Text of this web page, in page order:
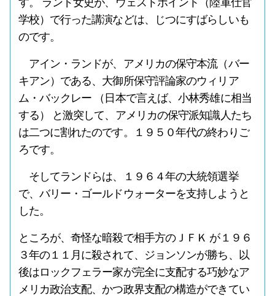
す。 ランド女史が、ウェストポイント（陸軍仕官
学校）で行った講演などは、じつにすばらしいも
のです。
アイン・ランドが、アメリカの保守本流（バー
キアン）である、大御所保守評論家のウィリア
ム・バックレー （日本で言えば、小林秀雄に相当
する） と激突して、アメリカの保守派知識人たち
は二つに割れたのです。１９５０年代の終わりご
ろです。
そしてランドらは、１９６４年の大統領選挙
で、バリー・ゴールドウォーターを支持しようと
した。
ところが、奇怪な暗殺で相手方のＪＦＫ が１９６
３年の１１月に殺されて、ジョンソンが勝ち、以
後はロックフェラー家が完全に支配する巧妙なア
メリカ政治支配、かつ政界支配の構造ができてい